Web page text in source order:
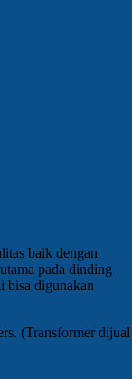
baik dengan
pada dinding
bisa digunakan
(Transformer dijual